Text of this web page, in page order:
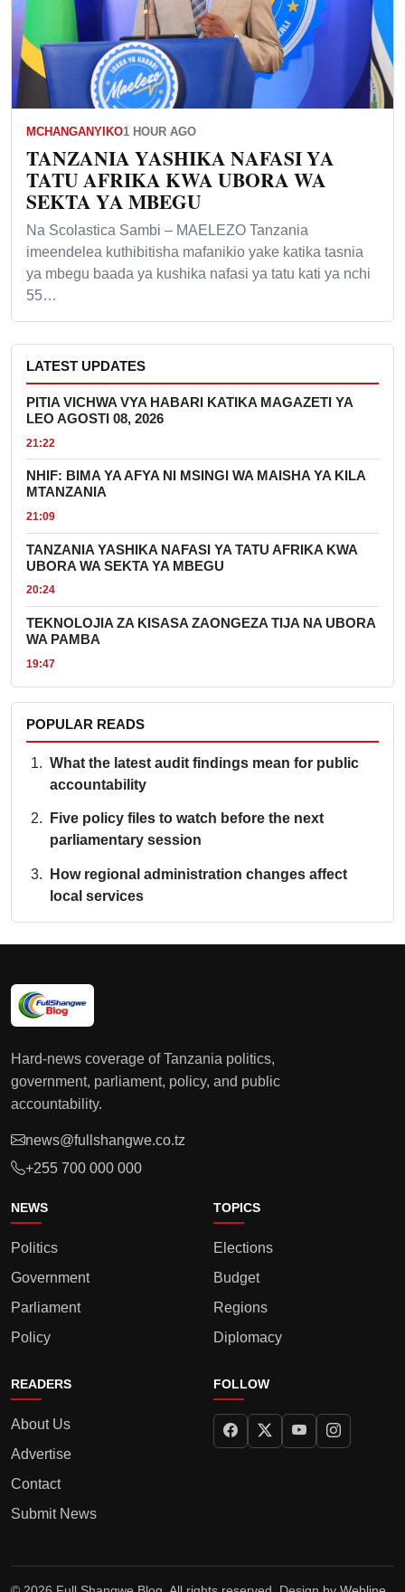
MCHANGANYIKO1 HOUR AGO
TANZANIA YASHIKA NAFASI YA
TATU AFRIKA KWA UBORA WA
SEKTA YA MBEGU
Na Scolastica Sambi – MAELEZO Tanzania
imeendelea kuthibitisha mafanikio yake katika tasnia
ya mbegu baada ya kushika nafasi ya tatu kati ya nchi
55…
LATEST UPDATES
PITIA VICHWA VYA HABARI KATIKA MAGAZETI YA
LEO AGOSTI 08, 2026
21:22
NHIF: BIMA YA AFYA NI MSINGI WA MAISHA YA KILA
MTANZANIA
21:09
TANZANIA YASHIKA NAFASI YA TATU AFRIKA KWA
UBORA WA SEKTA YA MBEGU
20:24
TEKNOLOJIA ZA KISASA ZAONGEZA TIJA NA UBORA
WA PAMBA
19:47
POPULAR READS
What the latest audit findings mean for public
accountability
Five policy files to watch before the next
parliamentary session
How regional administration changes affect
local services
Hard-news coverage of Tanzania politics,
government, parliament, policy, and public
accountability.
news@fullshangwe.co.tz
+255 700 000 000
NEWS
Politics
Government
Parliament
Policy
TOPICS
Elections
Budget
Regions
Diplomacy
READERS
About Us
Advertise
Contact
Submit News
FOLLOW